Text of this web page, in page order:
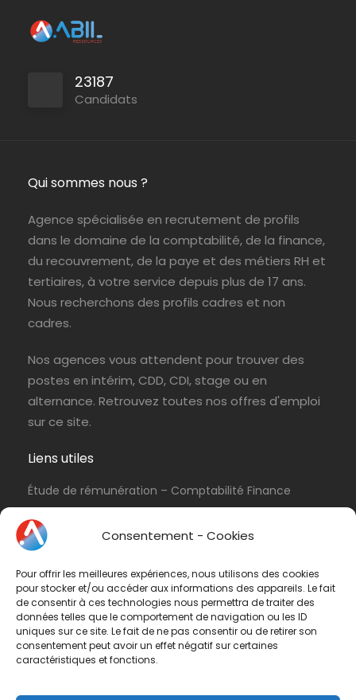
Consentement - Cookies
Pour offrir les meilleures expériences, nous utilisons des cookies
pour stocker et/ou accéder aux informations des appareils. Le fait
de consentir à ces technologies nous permettra de traiter des
données telles que le comportement de navigation ou les ID
uniques sur ce site. Le fait de ne pas consentir ou de retirer son
consentement peut avoir un effet négatif sur certaines
caractéristiques et fonctions.
23187
Candidats
Qui sommes nous ?
Agence spécialisée en recrutement de profils
dans le domaine de la comptabilité, de la finance,
du recouvrement, de la paye et des métiers RH et
tertiaires, à votre service depuis plus de 17 ans.
Nous recherchons des profils cadres et non
cadres.
Nos agences vous attendent pour trouver des
postes en intérim, CDD, CDI, stage ou en
alternance. Retrouvez toutes nos offres d'emploi
sur ce site.
Liens utiles
Étude de rémunération – Comptabilité Finance
Conditions d’utilisation & Politique de
confidentialité
Conditions générales de vente
Contactez-nous
Vous avez une question ? N'hésitez pas à nous